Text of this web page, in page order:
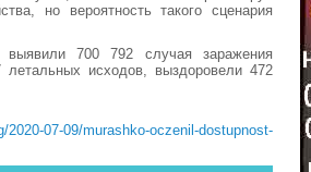
но вероятность такого сценария
700 792 случая заражения
летальных исходов, выздоровели 472
2020-07-09/murashko-oczenil-dostupnost-